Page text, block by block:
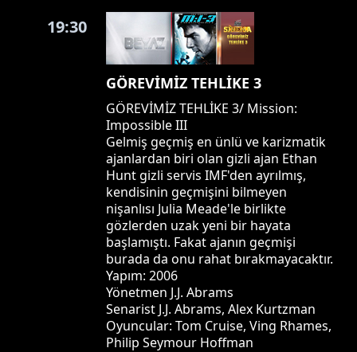
19:30
GÖREVİMİZ TEHLİKE 3
GÖREVİMİZ TEHLİKE 3/ Mission:
Impossible III
Gelmiş geçmiş en ünlü ve karizmatik
ajanlardan biri olan gizli ajan Ethan
Hunt gizli servis IMF'den ayrılmış,
kendisinin geçmişini bilmeyen
nişanlısı Julia Meade'le birlikte
gözlerden uzak yeni bir hayata
başlamıştı. Fakat ajanın geçmişi
burada da onu rahat bırakmayacaktır.
Yapım: 2006
Yönetmen J.J. Abrams
Senarist J.J. Abrams, Alex Kurtzman
Oyuncular: Tom Cruise, Ving Rhames,
Philip Seymour Hoffman